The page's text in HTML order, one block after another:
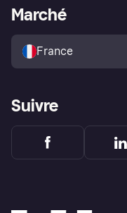
Explorez les magasins
Politique de protection de
l’acheteur Klarna
Portail Marchand
Marché
France
Suivre